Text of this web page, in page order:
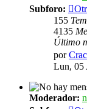
Subforo:
155
4135
Último
por
Lun, 05
Moderador: